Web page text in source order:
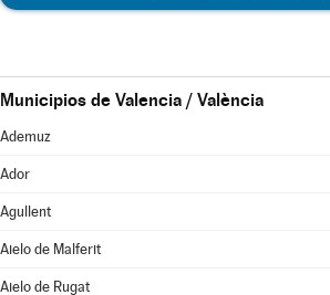
Municipios de Valencia / València
Ademuz
Ador
Agullent
Aielo de Malferit
Aielo de Rugat